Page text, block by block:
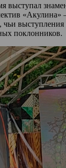
выступал
«Акулина»
поклонников.